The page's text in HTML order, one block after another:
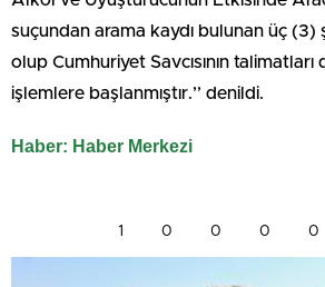
suçundan arama kaydı bulunan üç (3)
olup Cumhuriyet Savcısının
işlemlere başlanmıştır.’’ denildi.
Haber: Haber Merkezi
1 0 0 0 0